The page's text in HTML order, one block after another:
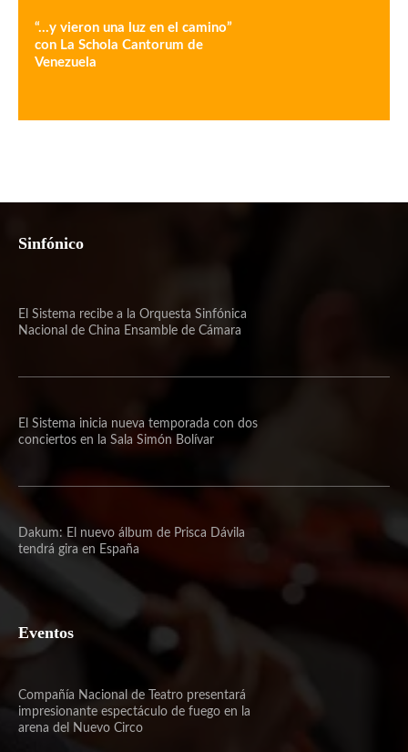
“…y vieron una luz en el camino”
con La Schola Cantorum de
Venezuela
Sinfónico
El Sistema recibe a la Orquesta Sinfónica
Nacional de China Ensamble de Cámara
El Sistema inicia nueva temporada con dos
conciertos en la Sala Simón Bolívar
Dakum: El nuevo álbum de Prisca Dávila
tendrá gira en España
Eventos
Compañía Nacional de Teatro presentará
impresionante espectáculo de fuego en la
arena del Nuevo Circo